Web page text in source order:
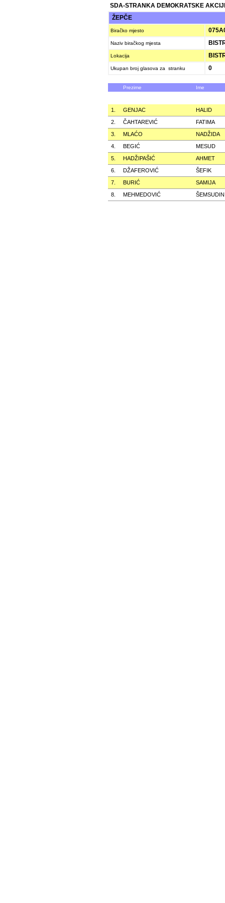
SDA-STRANKA DEMOKRATSKE
ŽEPČE
Biračko mjesto
Naziv biračkog mjesta
Lokacija
Ukupan broj glasova za stranku 0
Prezime Ime
1. GENJAC
HALID
2.
ČAHTAREVIĆ
FATIMA
3.
MLAĆO
NADŽIDA
4.
BEGIĆ
MESUD
5.
HADŽIPAŠIĆ
AHMET
6.
DŽAFEROVIĆ
ŠEFIK
7.
BURIĆ
SAMIJA
8.
MEHMEDOVIĆ ŠEMSUDIN